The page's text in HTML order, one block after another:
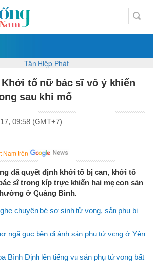
tố nữ bác sĩ vô ý khiến
sau khi mổ
09:58 (GMT+7)
Nam trên
đã quyết định khởi tố bị can, khởi tố
sĩ trong kíp trực khiến hai mẹ con sản
ở Quảng Bình.
chuyện bé sơ sinh tử vong, sản phụ bị
ngã gục bên di ảnh sản phụ tử vong ở Yên
Bình Định lên tiếng vụ sản phụ tử vong bất